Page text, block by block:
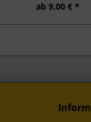
ab 9,00 € *